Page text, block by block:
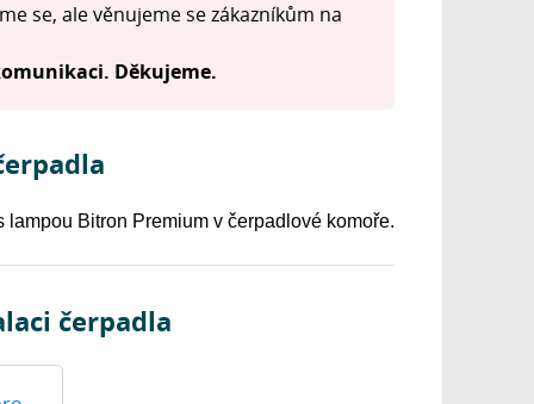
se, ale věnujeme se zákazníkům na
Děkujeme.
Bitron Premium v čerpadlové komoře.
čerpadla